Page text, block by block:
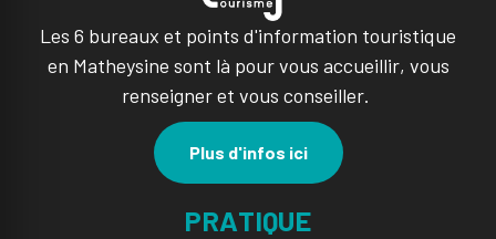
Les 6 bureaux et points d'information touristique
en Matheysine sont là pour vous accueillir, vous
renseigner et vous conseiller.
Plus d'infos ici
PRATIQUE